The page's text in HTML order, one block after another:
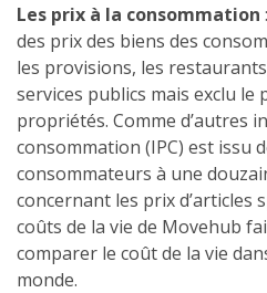
Les prix à la consommation
des prix des biens des
les provisions, les
services publics mais exclu le
propriétés. Comme d’autres
consommation (IPC) est issu
consommateurs à une
concernant les prix d’articles
coûts de la vie de Movehub
comparer le coût de la vie
monde.